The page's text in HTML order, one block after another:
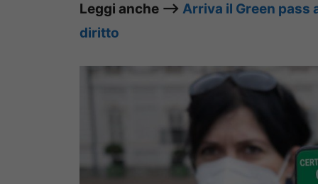
Leggi anche –> Arriva il Green pass
diritto